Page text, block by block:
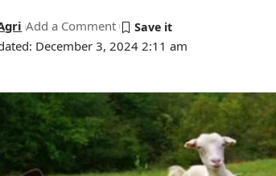
December 3, 2024 2:11 am
Add a Comment